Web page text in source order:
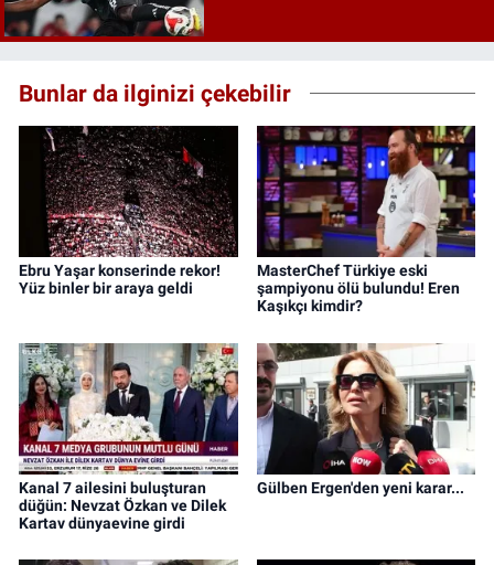
Bunlar da ilginizi çekebilir
Ebru Yaşar konserinde rekor!
Yüz binler bir araya geldi
MasterChef Türkiye eski
şampiyonu ölü bulundu! Eren
Kaşıkçı kimdir?
Kanal 7 ailesini buluşturan
düğün: Nevzat Özkan ve Dilek
Kartav dünyaevine girdi
Gülben Ergen'den yeni karar...